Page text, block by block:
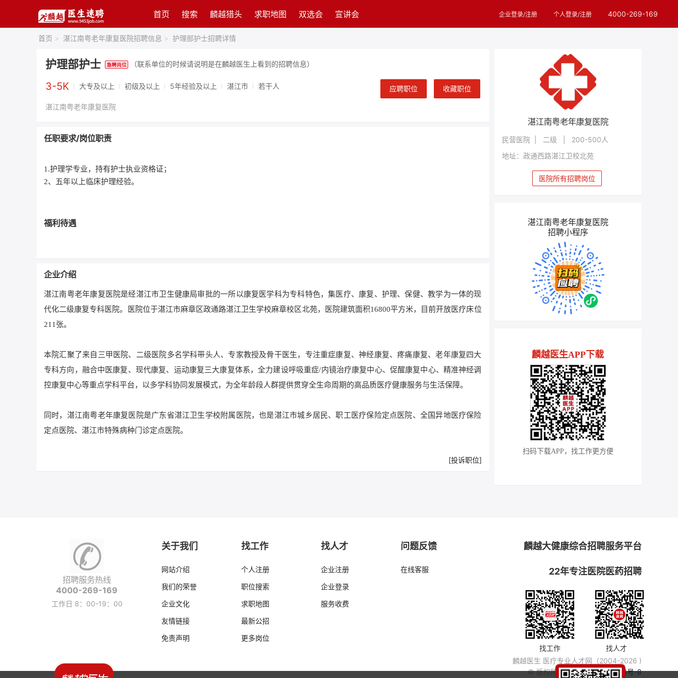
首页 搜索 麟越猎头 求职地图 双选会 宣讲会 企业登录/注册 个人登录/注册 4000-269-169
首页 > 湛江南粤老年康复医院招聘信息 > 护理部护士招聘详情
护理部护士 （联系单位的时候请说明是在麟越医生上看到的招聘信息）
3-5K 大专及以上 初级及以上 5年经验及以上 湛江市 若干人
湛江南粤老年康复医院
应聘职位 收藏职位
任职要求/岗位职责
1.护理学专业，持有护士执业资格证；
2、五年以上临床护理经验。
福利待遇
企业介绍
湛江南粤老年康复医院是经湛江市卫生健康局审批的一所以康复医学科为专科特色，集医疗、康复、护理、保健、教学为一体的现
代化二级康复专科医院。医院位于湛江市麻章区政通路湛江卫生学校麻章校区北苑，医院建筑面积16800平方米，目前开放医疗床位
211张。
本院汇聚了来自三甲医院、二级医院多名学科带头人、专家教授及骨干医生，专注重症康复、神经康复、疼痛康复、老年康复四大
专科方向，融合中医康复、现代康复、运动康复三大康复体系，全力建设呼吸重症/内镜治疗康复中心、促醒康复中心、精准神经调
控康复中心等重点学科平台，以多学科协同发展模式，为全年龄段人群提供贯穿全生命周期的高品质医疗健康服务与生活保障。
同时，湛江南粤老年康复医院是广东省湛江卫生学校附属医院，也是湛江市城乡居民、职工医疗保险定点医院、全国异地医疗保险
定点医院、湛江市特殊病种门诊定点医院。
[投诉职位]
湛江南粤老年康复医院
民营医院 | 二级 | 200-500人
地址：政通西路湛江卫校北苑
医院所有招聘岗位
湛江南粤老年康复医院
招聘小程序
麟越医生APP下载
扫码下载APP，找工作更方便
招聘服务热线
4000-269-169
工作日 8：00-19：00
关于我们
网站介绍
我们的荣誉
企业文化
友情链接
免责声明
找工作
个人注册
职位搜索
求职地图
最新公招
更多岗位
找人才
企业注册
企业登录
服务收费
问题反馈
在线客服
麟越大健康综合招聘服务平台
22年专注医院医药招聘
找人才
找工作
麟越医生 医疗专业人才网（2004-2026 )
© 版权所有粤ICP备14007846号-8